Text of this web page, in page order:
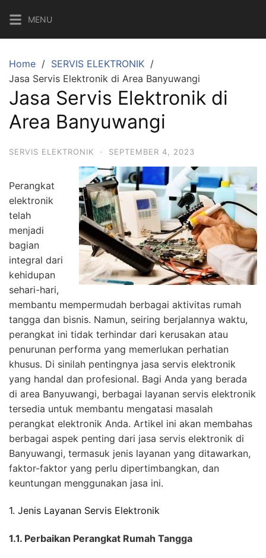
MENU
Home
SERVIS ELEKTRONIK
Jasa Servis Elektronik di Area Banyuwangi
Jasa Servis Elektronik di
Area Banyuwangi
SERVIS ELEKTRONIK · SEPTEMBER 4, 2023
Perangkat
elektronik
telah
menjadi
bagian
integral dari
kehidupan
sehari-hari,
membantu mempermudah berbagai aktivitas rumah
tangga dan bisnis. Namun, seiring berjalannya waktu,
perangkat ini tidak terhindar dari kerusakan atau
penurunan performa yang memerlukan perhatian
khusus. Di sinilah pentingnya jasa servis elektronik
yang handal dan profesional. Bagi Anda yang berada
di area Banyuwangi, berbagai layanan servis elektronik
tersedia untuk membantu mengatasi masalah
perangkat elektronik Anda. Artikel ini akan membahas
berbagai aspek penting dari jasa servis elektronik di
Banyuwangi, termasuk jenis layanan yang ditawarkan,
faktor-faktor yang perlu dipertimbangkan, dan
keuntungan menggunakan jasa ini.
1. Jenis Layanan Servis Elektronik
1.1. Perbaikan Perangkat Rumah Tangga